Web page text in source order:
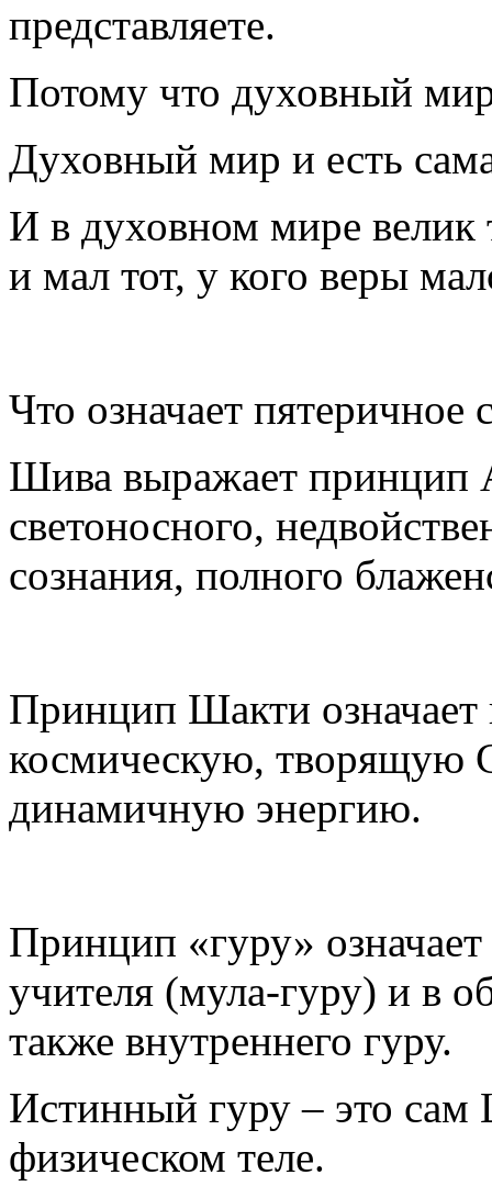
представляете.
Потому что духовный
Духовный мир и есть
И в духовном мире велик
и мал тот, у кого веры
Что означает пятеричное
Шива выражает принцип
светоносного,
сознания, полного
Принцип Шакти
космическую, творящую
динамичную энергию.
Принцип «гуру»
учителя (мула-гуру) и в
также внутреннего гуру.
Истинный гуру – это сам
физическом теле.